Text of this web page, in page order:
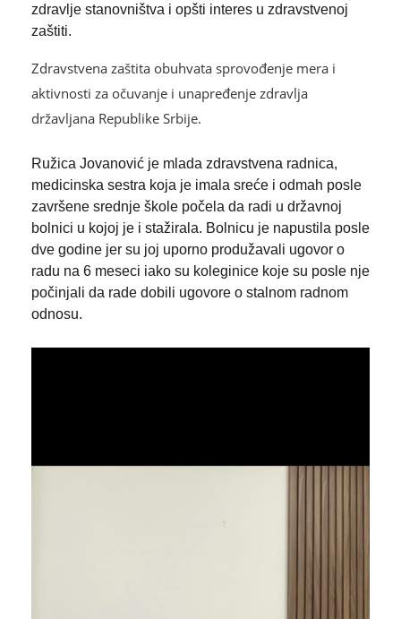
zdravlje stanovništva i opšti interes u zdravstvenoj
zaštiti.
Zdravstvena zaštita obuhvata sprovođenje mera i
aktivnosti za očuvanje i unapređenje zdravlja
državljana Republike Srbije.
Ružica Jovanović je mlada zdravstvena radnica,
medicinska sestra koja je imala sreće i odmah posle
završene srednje škole počela da radi u državnoj
bolnici u kojoj je i stažirala. Bolnicu je napustila posle
dve godine jer su joj uporno produžavali ugovor o
radu na 6 meseci iako su koleginice koje su posle nje
počinjali da rade dobili ugovore o stalnom radnom
odnosu.